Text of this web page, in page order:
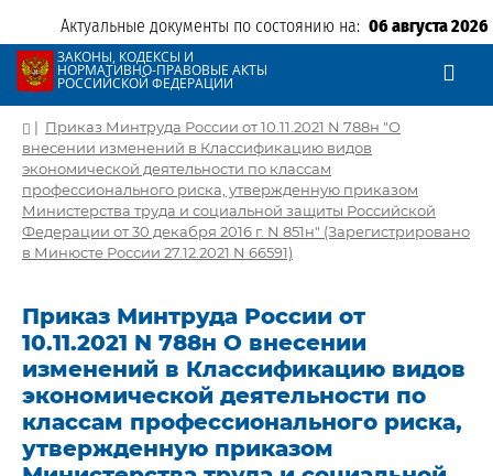
Актуальные документы по состоянию на: 06 августа 2026
ЗАКОНЫ, КОДЕКСЫ И
НОРМАТИВНО-ПРАВОВЫЕ АКТЫ
РОССИЙСКОЙ ФЕДЕРАЦИИ
| Приказ Минтруда России от 10.11.2021 N 788н "О
внесении изменений в Классификацию видов
экономической деятельности по классам
профессионального риска, утвержденную приказом
Министерства труда и социальной защиты Российской
Федерации от 30 декабря 2016 г. N 851н" (Зарегистрировано
в Минюсте России 27.12.2021 N 66591)
Приказ Минтруда России от
10.11.2021 N 788н О внесении
изменений в Классификацию видов
экономической деятельности по
классам профессионального риска,
утвержденную приказом